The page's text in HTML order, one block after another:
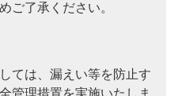
ご了承ください。
ては、漏えい等を防止す
管理措置を実施いたしま